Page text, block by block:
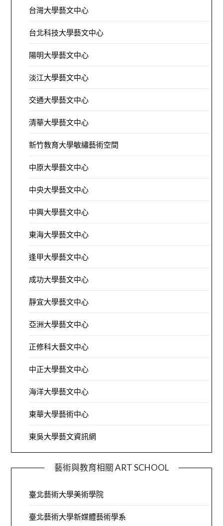
台灣大學藝文中心
台北科技大學藝文中心
陽明大學藝文中心
淡江大學藝文中心
交通大學藝文中心
清華大學藝文中心
新竹教育大學敏繡藝術空間
中原大學藝文中心
中央大學藝文中心
中興大學藝文中心
東海大學藝文中心
逢甲大學藝文中心
成功大學藝文中心
靜宜大學藝文中心
亞洲大學藝文中心
正修科大藝文中心
中正大學藝文中心
海洋大學藝文中心
東華大學藝術中心
東吳大學藝文資訊網
藝術與教育相關 ART SCHOOL
臺北藝術大學美術學院
臺北藝術大學新媒體藝術學系